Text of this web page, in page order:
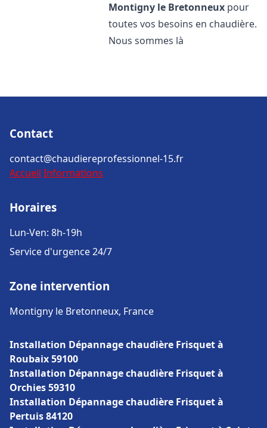
Montigny le Bretonneux pour
toutes vos besoins en chaudière.
Nous sommes là
Contact
contact@chaudiereprofessionnel-15.fr
Accueil Informations
Horaires
Lun-Ven: 8h-19h
Service d'urgence 24/7
Zone intervention
Montigny le Bretonneux, France
Installation Dépannage chaudière Frisquet à
Roubaix 59100
Installation Dépannage chaudière Frisquet à
Orchies 59310
Installation Dépannage chaudière Frisquet à
Pertuis 84120